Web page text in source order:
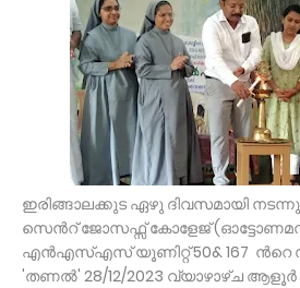
ഇരിങ്ങാലക്കുട ഏഴു ദിവസമായി
സെൻറ് ജോസഫ്സ് കോളേജ്
എൻഎസ്എസ് യൂണിറ്റ് 50& 167 ൻറെ
'തണൽ' 28/12/2023 വ്യാഴാഴ്ച